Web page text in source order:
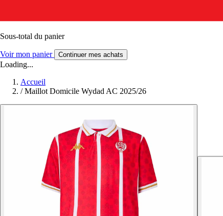
Sous-total du panier
Voir mon panier Continuer mes achats
Loading...
Accueil
/ Maillot Domicile Wydad AC 2025/26